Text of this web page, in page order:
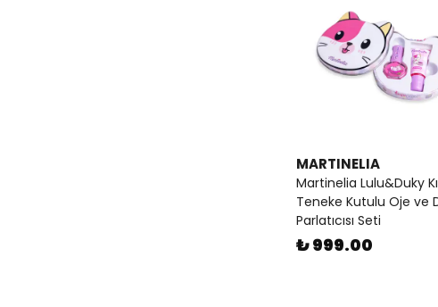
MARTINELIA
Martinelia Lulu&Duky
Teneke Kutulu Oje ve
Parlatıcısı Seti
₺ 999.00